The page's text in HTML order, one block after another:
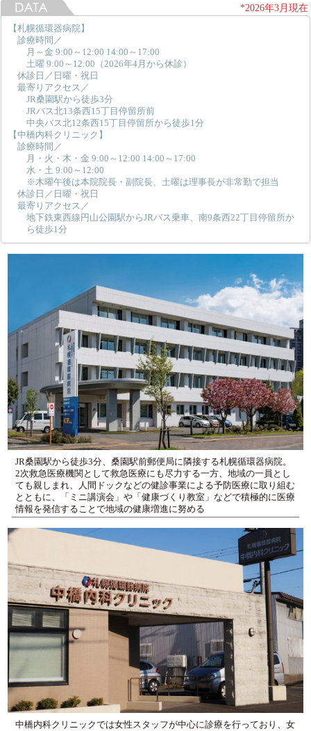
*2026年3月現在
【札幌循環器病院】
診療時間／
月～金 9:00～12:00 14:00～17:00
土曜 9:00～12:00（2026年4月から休診）
休診日／日曜・祝日
最寄りアクセス／
JR桑園駅から徒歩3分
JRバス北13条西15丁目停留所前
中央バス北12条西15丁目停留所から徒歩1分
【中橋内科クリニック】
診療時間／
月・火・木・金 9:00～12:00 14:00～17:00
水・土 9:00～12:00
※木曜午後は本院院長・副院長、土曜は理事長が非常勤で担当
休診日／日曜・祝日
最寄りアクセス／
地下鉄東西線円山公園駅からJRバス乗車、南9条西22丁目停留所か
ら徒歩1分
JR桑園駅から徒歩3分、桑園駅前郵便局に隣接する札幌循環器病院。
2次救急医療機関として救急医療にも尽力する一方、地域の一員とし
ても親しまれ、人間ドックなどの健診事業による予防医療に取り組む
とともに、「ミニ講演会」や「健康づくり教室」などで積極的に医療
情報を発信することで地域の健康増進に努める
中橋内科クリニックでは女性スタッフが中心に診療を行っており、女